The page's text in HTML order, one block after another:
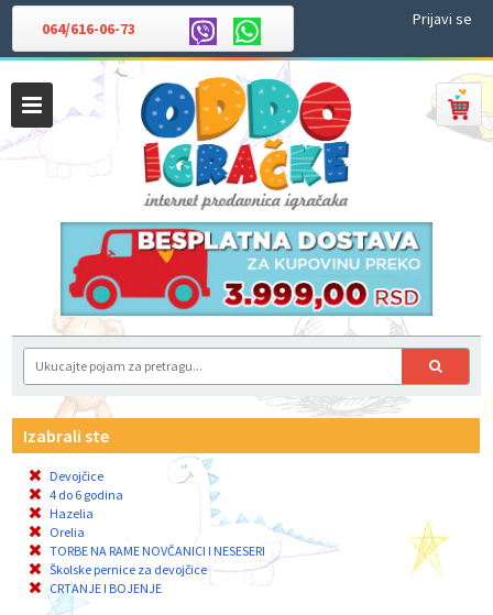
064/616-06-73 Prijavi se
Izabrali ste
Devojčice
4 do 6 godina
Hazelia
Orelia
TORBE NA RAME NOVČANICI I NESESERI
Školske pernice za devojčice
CRTANJE I BOJENJE